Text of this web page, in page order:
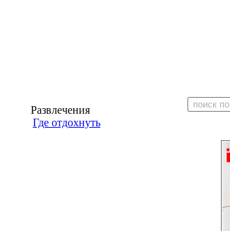
Развлечения
Где отдохнуть